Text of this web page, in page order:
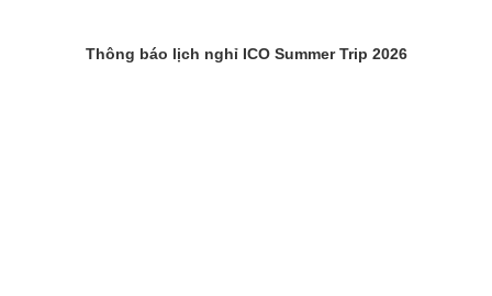
Thông báo lịch nghỉ ICO Summer Trip 2026